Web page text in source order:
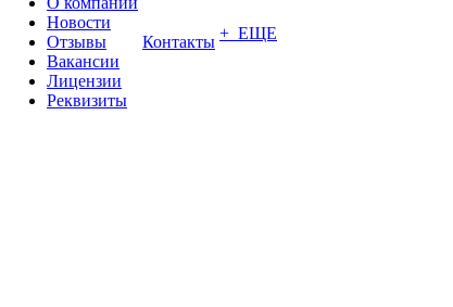
Новости
Отзывы
Вакансии
Лицензии
Реквизиты
Контакты + ЕЩЕ